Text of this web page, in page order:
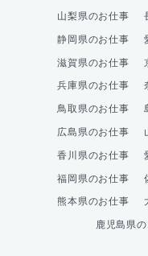
山梨県のお仕事
静岡県のお仕事
滋賀県のお仕事
兵庫県のお仕事
鳥取県のお仕事
広島県のお仕事
香川県のお仕事
福岡県のお仕事
熊本県のお仕事
鹿児島県